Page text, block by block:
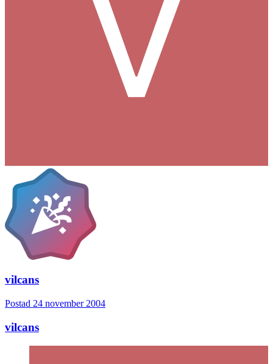
vilcans
Postad 24 november 2004
vilcans